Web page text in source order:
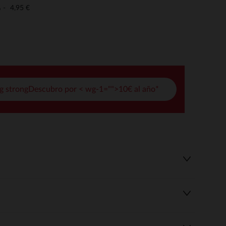
4,95 €
strongDescubro por < wg-1="">10€ al año*